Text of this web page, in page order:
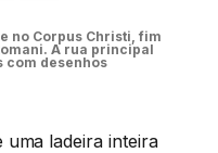
no Corpus Christi, fim
A rua principal
com desenhos
uma ladeira inteira